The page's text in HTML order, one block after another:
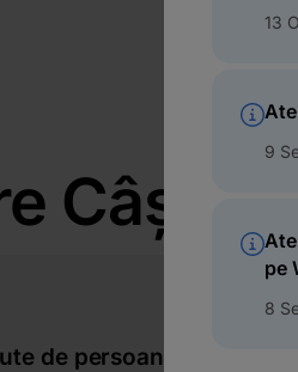
Câștiguri
de persoanele fizice din
13
9
pe
8